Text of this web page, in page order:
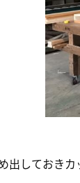
しておきカ